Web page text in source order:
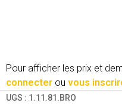
Pour afficher les prix et
connecter ou vous
UGS : 1.11.81.BRO